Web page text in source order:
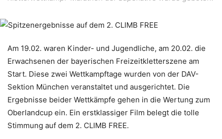
Am 19.02. waren Kinder- und Jugendliche, am 20.02. die
Erwachsenen der bayerischen Freizeitkletterszene am
Start. Diese zwei Wettkampftage wurden von der DAV-
Sektion München veranstaltet und ausgerichtet. Die
Ergebnisse beider Wettkämpfe gehen in die Wertung zum
Oberlandcup ein. Ein erstklassiger Film belegt die tolle
Stimmung auf dem 2. CLIMB FREE.